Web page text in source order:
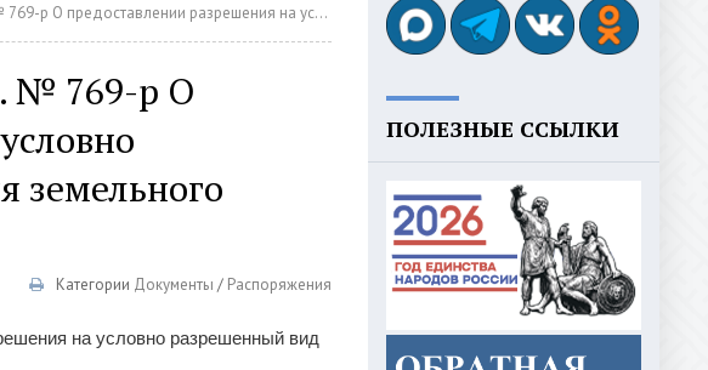
на условно разрешенный вид использования земельного участка
№ 769-р О
земельного
Категории Документы / Распоряжения
на условно разрешенный вид
ПОЛЕЗНЫЕ ССЫЛКИ